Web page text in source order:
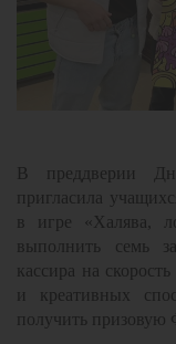
В преддверии
пригласила
в игре «Халява,
выполнить семь
кассира на
и креативных
получить